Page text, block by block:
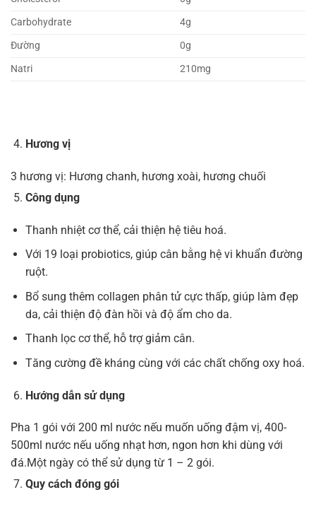
Carbohydrate
4g
Đường
0g
Natri
210mg
Hương vị
3 hương vị: Hương chanh, hương xoài, hương chuối
Công dụng
Thanh nhiệt cơ thể, cải thiện hệ tiêu hoá.
Với 19 loại probiotics, giúp cân bằng hệ vi khuẩn đường
ruột.
Bổ sung thêm collagen phân tử cực thấp, giúp làm đẹp
da, cải thiện độ đàn hồi và độ ẩm cho da.
Thanh lọc cơ thể, hỗ trợ giảm cân.
Tăng cường đề kháng cùng với các chất chống oxy hoá.
Hướng dẫn sử dụng
Pha 1 gói với 200 ml nước nếu muốn uống đậm vị, 400-
500ml nước nếu uống nhạt hơn, ngon hơn khi dùng với
đá.Một ngày có thể sử dụng từ 1 – 2 gói.
Quy cách đóng gói